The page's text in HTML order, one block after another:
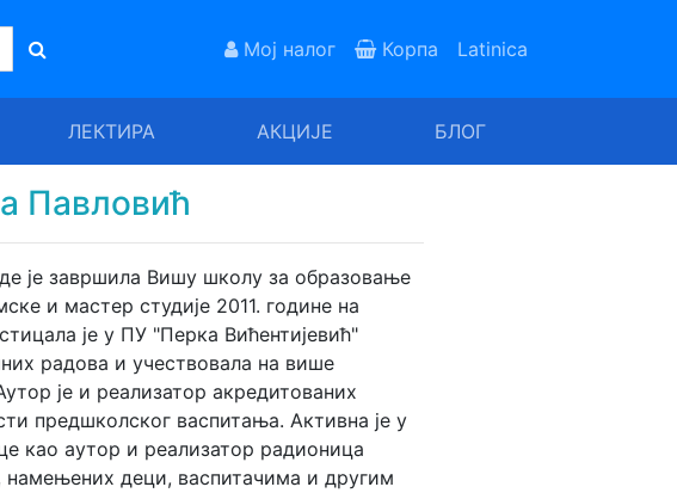
Мој налог Корпа Latinica
ЛЕКТИРА АКЦИЈЕ БЛОГ
Павловић
је завршила Вишу школу за образовање
и мастер студије 2011. године на
је у ПУ "Перка Вићентијевић"
радовa и учествовала на више
је и реализатор акредитованих
предшколског васпитања. Активна је у
као аутор и реализатор радионица
намењених деци, васпитачима и другим